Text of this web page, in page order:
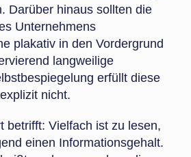
Darüber hinaus sollten die
Unternehmens
plakativ in den Vordergrund
langweilige
erfüllt diese
nicht.
betrifft: Vielfach ist zu lesen,
einen Informationsgehalt.